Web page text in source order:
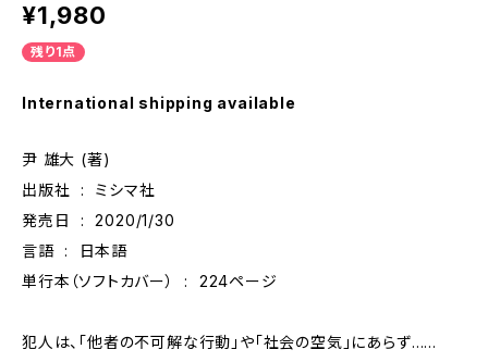
¥1,980
残り1点
International shipping available
尹 雄大 (著)
出版社 ‏ : ‎ ミシマ社
発売日 ‏ : ‎ 2020/1/30
言語 ‏ : ‎ 日本語
単行本（ソフトカバー） ‏ : ‎ 224ページ
犯人は、「他者の不可解な行動」や「社会の空気」にあらず……